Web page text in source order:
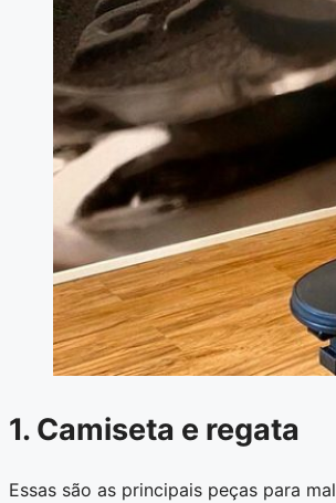
1. Camiseta e regata
Essas são as principais peças para